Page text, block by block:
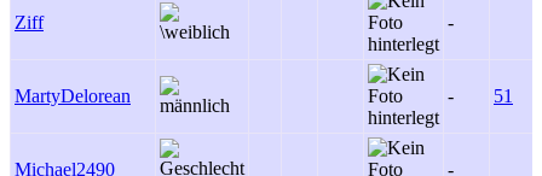
Ziff -
MartyDelorean - 51
Michael2490 -